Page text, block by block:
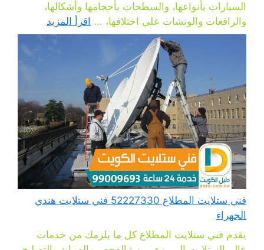
السيارات بأنواعها، والسطحات بأحجامها وأشكالها،
والرافعات والونشات على اختلافها، ... اقرأ المزيد
فني ستلايت المطلاع 52227330 فني ستلايت هندي
الجهراء
يقدم فني ستلايت المطلاع كل ما يلزمك من خدمات